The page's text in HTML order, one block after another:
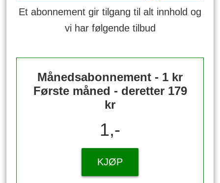
Et abonnement gir tilgang til alt innhold og
vi har følgende tilbud
Månedsabonnement - 1 kr
Første måned - deretter 179
kr
1,-
KJØP